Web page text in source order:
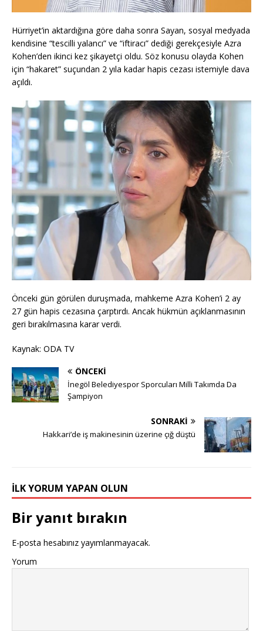
Hürriyet’in aktardığına göre daha sonra Sayan, sosyal medyada
kendisine “tescilli yalancı” ve “iftiracı” dediği gerekçesiyle Azra
Kohen’den ikinci kez şikayetçi oldu. Söz konusu olayda Kohen
için “hakaret” suçundan 2 yıla kadar hapis cezası istemiyle dava
açıldı.
Önceki gün görülen duruşmada, mahkeme Azra Kohen’i 2 ay
27 gün hapis cezasına çarptırdı. Ancak hükmün açıklanmasının
geri bırakılmasına karar verdi.
Kaynak: ODA TV
ÖNCEKI
İnegöl Belediyespor Sporcuları Milli Takımda Da
Şampiyon
SONRAKI
Hakkari’de iş makinesinin üzerine çığ düştü
İLK YORUM YAPAN OLUN
Bir yanıt bırakın
E-posta hesabınız yayımlanmayacak.
Yorum